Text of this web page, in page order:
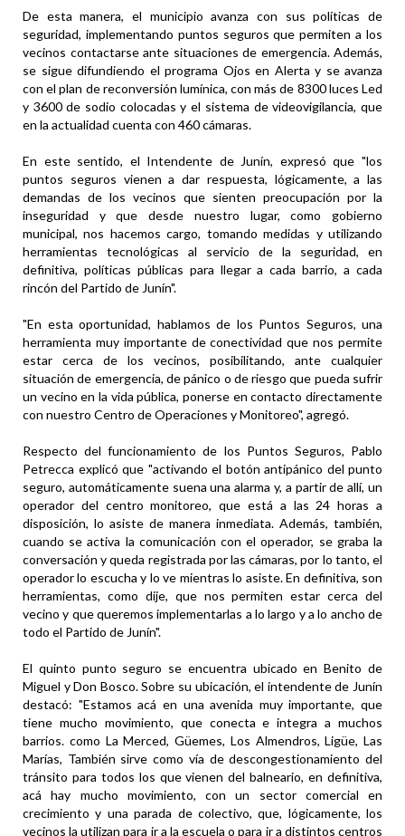
De esta manera, el municipio avanza con sus políticas de
seguridad, implementando puntos seguros que permiten a los
vecinos contactarse ante situaciones de emergencia. Además,
se sigue difundiendo el programa Ojos en Alerta y se avanza
con el plan de reconversión lumínica, con más de 8300 luces Led
y 3600 de sodio colocadas y el sistema de videovigilancia, que
en la actualidad cuenta con 460 cámaras.
En este sentido, el Intendente de Junín, expresó que "los
puntos seguros vienen a dar respuesta, lógicamente, a las
demandas de los vecinos que sienten preocupación por la
inseguridad y que desde nuestro lugar, como gobierno
municipal, nos hacemos cargo, tomando medidas y utilizando
herramientas tecnológicas al servicio de la seguridad, en
definitiva, políticas públicas para llegar a cada barrio, a cada
rincón del Partido de Junín".
"En esta oportunidad, hablamos de los Puntos Seguros, una
herramienta muy importante de conectividad que nos permite
estar cerca de los vecinos, posibilitando, ante cualquier
situación de emergencia, de pánico o de riesgo que pueda sufrir
un vecino en la vida pública, ponerse en contacto directamente
con nuestro Centro de Operaciones y Monitoreo", agregó.
Respecto del funcionamiento de los Puntos Seguros, Pablo
Petrecca explicó que "activando el botón antipánico del punto
seguro, automáticamente suena una alarma y, a partir de allí, un
operador del centro monitoreo, que está a las 24 horas a
disposición, lo asiste de manera inmediata. Además, también,
cuando se activa la comunicación con el operador, se graba la
conversación y queda registrada por las cámaras, por lo tanto, el
operador lo escucha y lo ve mientras lo asiste. En definitiva, son
herramientas, como dije, que nos permiten estar cerca del
vecino y que queremos implementarlas a lo largo y a lo ancho de
todo el Partido de Junín".
El quinto punto seguro se encuentra ubicado en Benito de
Miguel y Don Bosco. Sobre su ubicación, el intendente de Junín
destacó: "Estamos acá en una avenida muy importante, que
tiene mucho movimiento, que conecta e integra a muchos
barrios. como La Merced, Güemes, Los Almendros, Ligüe, Las
Marías, También sirve como vía de descongestionamiento del
tránsito para todos los que vienen del balneario, en definitiva,
acá hay mucho movimiento, con un sector comercial en
crecimiento y una parada de colectivo, que, lógicamente, los
vecinos la utilizan para ir a la escuela o para ir a distintos centros